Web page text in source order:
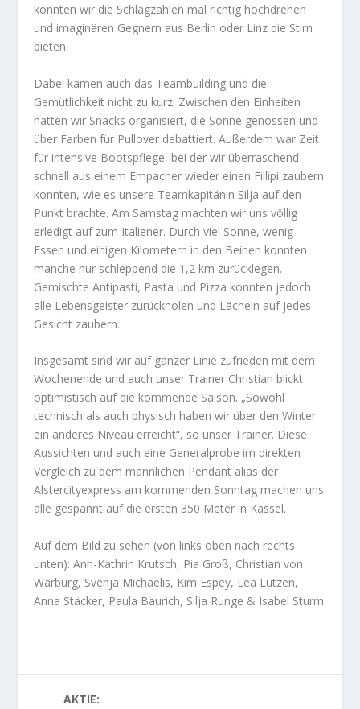
konnten wir die Schlagzahlen mal richtig hochdrehen
und imaginären Gegnern aus Berlin oder Linz die Stirn
bieten.
Dabei kamen auch das Teambuilding und die
Gemütlichkeit nicht zu kurz. Zwischen den Einheiten
hatten wir Snacks organisiert, die Sonne genossen und
über Farben für Pullover debattiert. Außerdem war Zeit
für intensive Bootspflege, bei der wir überraschend
schnell aus einem Empacher wieder einen Fillipi zaubern
konnten, wie es unsere Teamkapitänin Silja auf den
Punkt brachte. Am Samstag machten wir uns völlig
erledigt auf zum Italiener. Durch viel Sonne, wenig
Essen und einigen Kilometern in den Beinen konnten
manche nur schleppend die 1,2 km zurücklegen.
Gemischte Antipasti, Pasta und Pizza konnten jedoch
alle Lebensgeister zurückholen und Lächeln auf jedes
Gesicht zaubern.
Insgesamt sind wir auf ganzer Linie zufrieden mit dem
Wochenende und auch unser Trainer Christian blickt
optimistisch auf die kommende Saison. „Sowohl
technisch als auch physisch haben wir über den Winter
ein anderes Niveau erreicht“, so unser Trainer. Diese
Aussichten und auch eine Generalprobe im direkten
Vergleich zu dem männlichen Pendant alias der
Alstercityexpress am kommenden Sonntag machen uns
alle gespannt auf die ersten 350 Meter in Kassel.
Auf dem Bild zu sehen (von links oben nach rechts
unten): Ann-Kathrin Krutsch, Pia Groß, Christian von
Warburg, Svenja Michaelis, Kim Espey, Lea Lützen,
Anna Stäcker, Paula Bäurich, Silja Runge & Isabel Sturm
AKTIE: